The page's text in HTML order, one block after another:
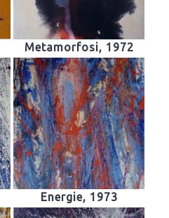
Metamorfosi, 1972
Energie, 1973